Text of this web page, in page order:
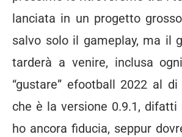
lanciata in un progetto
salvo solo il gameplay, ma il
tarderà a venire, inclusa
“gustare” efootball 2022 al
che è la versione 0.9.1, difatti
ho ancora fiducia, seppur